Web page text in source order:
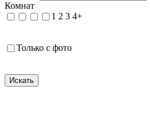
Комнат
1 2 3 4+
Только с фото
Искать